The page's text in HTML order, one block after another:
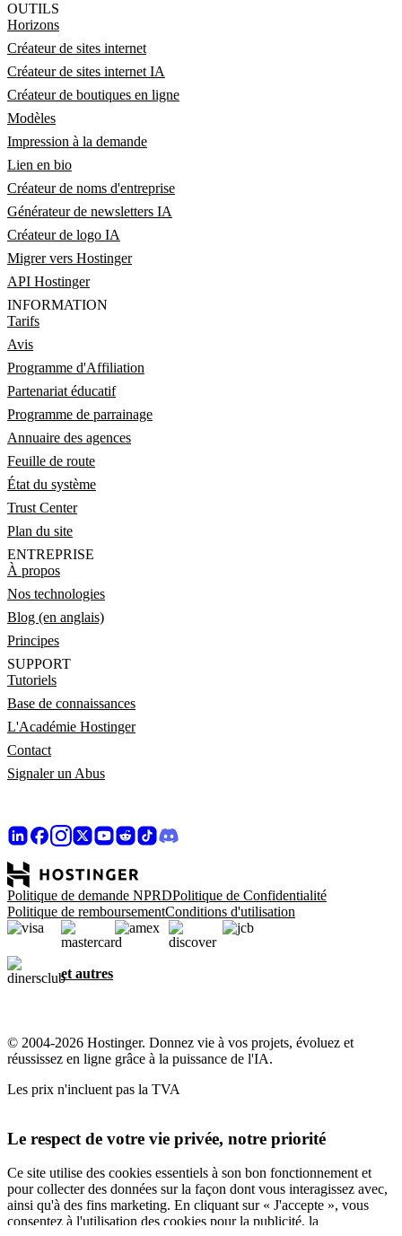
OUTILS
Horizons
Créateur de sites internet
Créateur de sites internet IA
Créateur de boutiques en ligne
Modèles
Impression à la demande
Lien en bio
Créateur de noms d'entreprise
Générateur de newsletters IA
Créateur de logo IA
Migrer vers Hostinger
API Hostinger
INFORMATION
Tarifs
Avis
Programme d'Affiliation
Partenariat éducatif
Programme de parrainage
Annuaire des agences
Feuille de route
État du système
Trust Center
Plan du site
ENTREPRISE
À propos
Nos technologies
Blog (en anglais)
Principes
SUPPORT
Tutoriels
Base de connaissances
L'Académie Hostinger
Contact
Signaler un Abus
Politique de demande NPRDPolitique de Confidentialité
Politique de remboursementConditions d'utilisation
et autres
© 2004-2026 Hostinger. Donnez vie à vos projets, évoluez et
réussissez en ligne grâce à la puissance de l'IA.
Les prix n'incluent pas la TVA
Le respect de votre vie privée, notre priorité
Ce site utilise des cookies essentiels à son bon fonctionnement et
pour collecter des données sur la façon dont vous interagissez avec,
ainsi qu'à des fins marketing. En cliquant sur « J'accepte », vous
consentez à l'utilisation des cookies pour la publicité, la